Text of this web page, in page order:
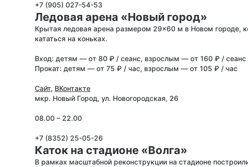
+7 (905) 027-54-53
Ледовая арена «Новый город»
Крытая ледовая арена размером 29×60 м в Новом городе,
кататься на коньках.
Вход: детям — от 80 ₽ / сеанс, взрослым — от 160 ₽ / сеанс
Прокат: детям — от 75 ₽ / час, взрослым — от 105 ₽ / час
Сайт, ВКонтакте
мкр. Новый Город, ул. Новогородская, 26
08.00 – 22.00
+7 (8352) 25-05-26
Каток на стадионе «Волга»
В рамках масштабной реконструкции на стадионе